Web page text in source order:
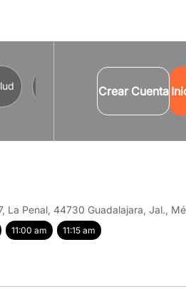
Comercio y Servicios
Crear Cuenta
La Penal, 44730 Guadalajara, Jal.,
11:00 am 11:15 am